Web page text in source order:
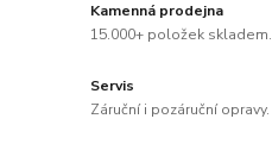
Kamenná prodejna
15.000+ položek skladem.
Servis
Záruční i pozáruční opravy.